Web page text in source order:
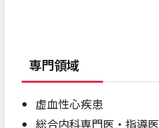
専門領域
虚血性心疾患
総合内科専門医・指導医